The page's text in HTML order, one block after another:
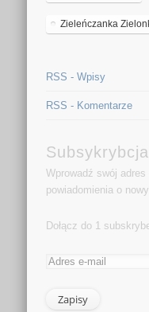
Zieleńczanka
RSS - Wpisy
RSS - Komentarze
Wprowadź swój
powiadomienia o
Dołącz do 1